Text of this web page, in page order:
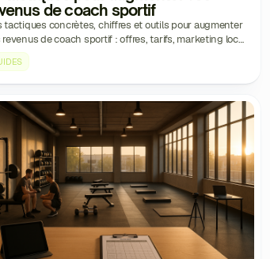
de coach sportif
tactiques concrètes, chiffres et outils pour augmenter
revenus de coach sportif : offres, tarifs, marketing local,
automatisation et fidélisation.